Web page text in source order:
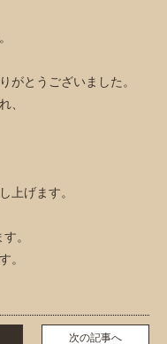
がとうございました。
、
上げます。
。
。
次の記事へ